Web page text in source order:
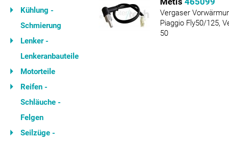
Kühlung -
Schmierung
Lenker -
Lenkeranbauteile
Motorteile
Reifen -
Schläuche -
Felgen
Seilzüge -
Vergaser
Piaggio Fly50/125,
50